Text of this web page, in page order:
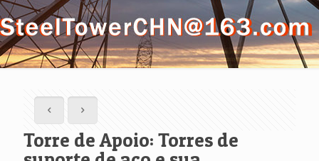
Torre de Apoio: Torres de